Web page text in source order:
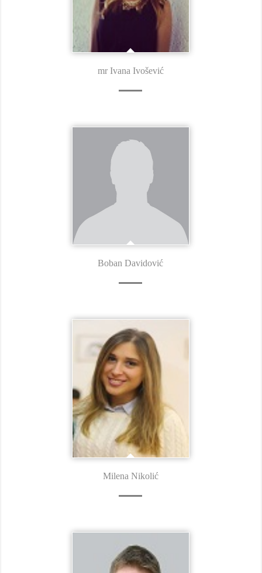
mr Ivana Ivošević
Boban Davidović
Milena Nikolić